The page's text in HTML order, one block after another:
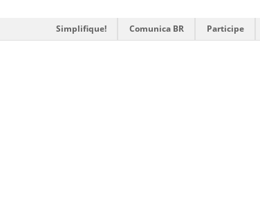
Simplifique! Comunica BR Participe